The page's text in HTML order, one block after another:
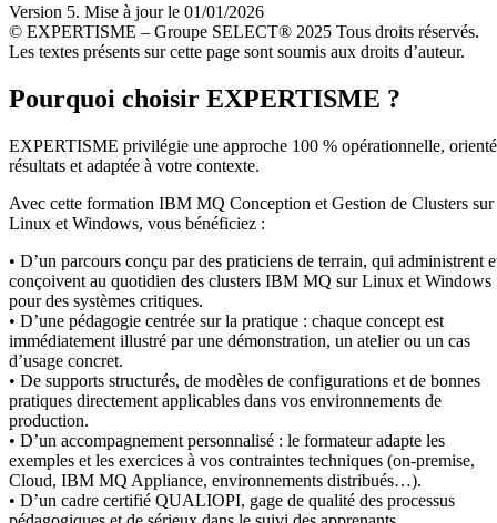
Version 5. Mise à jour le 01/01/2026
© EXPERTISME – Groupe SELECT® 2025 Tous droits réservés.
Les textes présents sur cette page sont soumis aux droits d’auteur.
Pourquoi choisir EXPERTISME ?
EXPERTISME privilégie une approche 100 % opérationnelle,
résultats et adaptée à votre contexte.
Avec cette formation IBM MQ Conception et Gestion de Clusters sur
Linux et Windows, vous bénéficiez :
• D’un parcours conçu par des praticiens de terrain, qui administrent
conçoivent au quotidien des clusters IBM MQ sur Linux et Windows
pour des systèmes critiques.
• D’une pédagogie centrée sur la pratique : chaque concept est
immédiatement illustré par une démonstration, un atelier ou un cas
d’usage concret.
• De supports structurés, de modèles de configurations et de bonnes
pratiques directement applicables dans vos environnements de
production.
• D’un accompagnement personnalisé : le formateur adapte les
exemples et les exercices à vos contraintes techniques (on-premise,
Cloud, IBM MQ Appliance, environnements distribués…).
• D’un cadre certifié QUALIOPI, gage de qualité des processus